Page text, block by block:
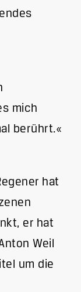
mich
berührt.«
hat
er hat
Weil
um die